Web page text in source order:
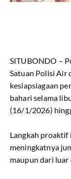
SITUBONDO –
Satuan Polisi Air
kesiapsiagaan
bahari selama
(16/1/2026)
Langkah proaktif
meningkatnya
maupun dari luar